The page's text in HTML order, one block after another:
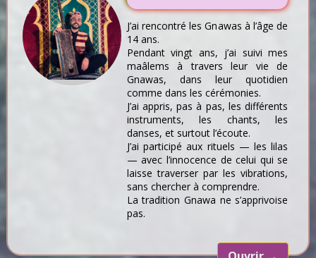
J’ai rencontré les Gnawas à l’âge de
14 ans.
Pendant vingt ans, j’ai suivi mes
maâlems à travers leur vie de
Gnawas, dans leur quotidien
comme dans les cérémonies.
J’ai appris, pas à pas, les différents
instruments, les chants, les
danses, et surtout l’écoute.
J’ai participé aux rituels — les lilas
— avec l’innocence de celui qui se
laisse traverser par les vibrations,
sans chercher à comprendre.
La tradition Gnawa ne s’apprivoise
pas.